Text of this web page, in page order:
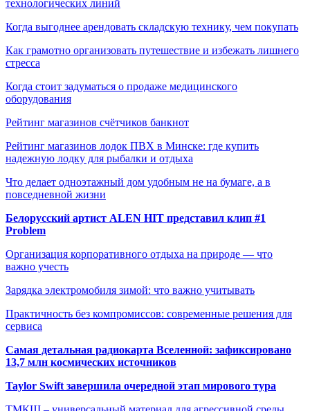
технологических линий
Когда выгоднее арендовать складскую технику, чем покупать
Как грамотно организовать путешествие и избежать лишнего
стресса
Когда стоит задуматься о продаже медицинского
оборудования
Рейтинг магазинов счётчиков банкнот
Рейтинг магазинов лодок ПВХ в Минске: где купить
надежную лодку для рыбалки и отдыха
Что делает одноэтажный дом удобным не на бумаге, а в
повседневной жизни
Белорусский артист ALEN HIT представил клип #1
Problem
Организация корпоративного отдыха на природе — что
важно учесть
Зарядка электромобиля зимой: что важно учитывать
Практичность без компромиссов: современные решения для
сервиса
Самая детальная радиокарта Вселенной: зафиксировано
13,7 млн космических источников
Taylor Swift завершила очередной этап мирового тура